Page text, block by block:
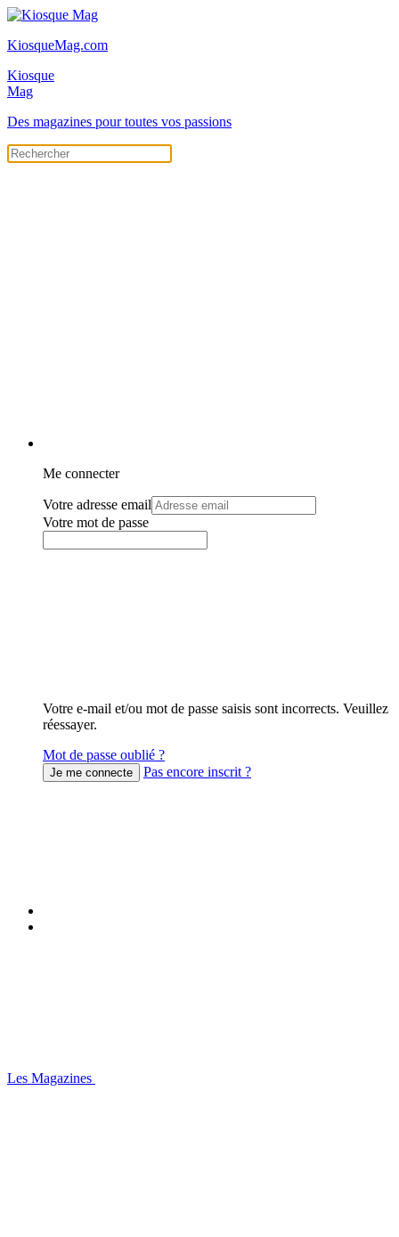
KiosqueMag.com
Kiosque
Mag
Des magazines pour toutes vos passions
Me connecter
Votre adresse email
Votre mot de passe
Votre e-mail et/ou mot de passe saisis sont incorrects. Veuillez
réessayer.
Mot de passe oublié ?
Pas encore inscrit ?
Les Magazines